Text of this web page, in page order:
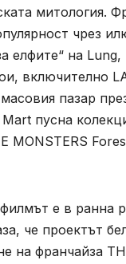
митология.
чрез
елфите“ на Lung,
включително
пазар
Mart пусна
MONSTERS
е в ранна
че проектът
на франчайза